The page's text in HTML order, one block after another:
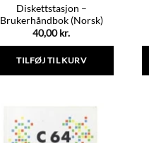
Diskettstasjon –
Brukerhåndbok (Norsk)
40,00kr.
TILFØJ TIL KURV